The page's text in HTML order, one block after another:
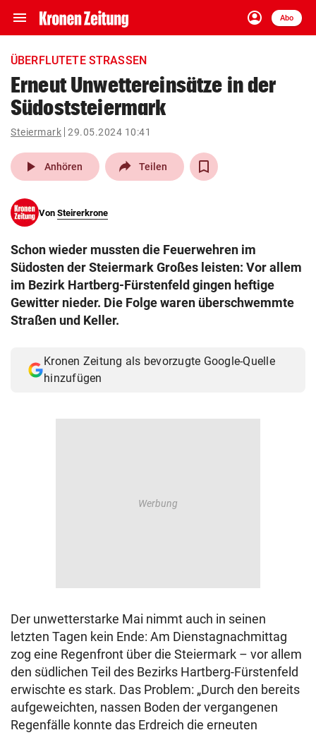
menu Navigation
ein-/ausklappen
account_circle
Anmelden
Abo
close Schließen
account_circle Anmelden
pin_drop
Wien arrow_right
search
eingeben
ÜBERFLUTETE STRASSEN
Erneut Unwettereinsätze in der
Südoststeiermark
Steiermark 29.05.2024 10:41
play_arrow Anhören Teilen
Von Steirerkrone
Schon wieder mussten die Feuerwehren im
Südosten der Steiermark Großes leisten: Vor allem
im Bezirk Hartberg-Fürstenfeld gingen heftige
Gewitter nieder. Die Folge waren überschwemmte
Straßen und Keller.
Kronen Zeitung als bevorzugte Google-Quelle
hinzufügen
Der unwetterstarke Mai nimmt auch in seinen
letzten Tagen kein Ende: Am Dienstagnachmittag
zog eine Regenfront über die Steiermark – vor allem
den südlichen Teil des Bezirks Hartberg-Fürstenfeld
erwischte es stark. Das Problem: „Durch den bereits
aufgeweichten, nassen Boden der vergangenen
Regenfälle konnte das Erdreich die erneuten